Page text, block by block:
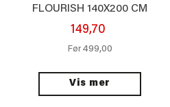
FLOURISH 140X200 CM
149,70
Før499,00
Vis mer